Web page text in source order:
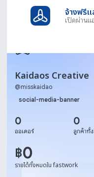
จ้างฟรี
เปิดผ่าน
Kaidaos Creative
@misskaidao
social-media-banner
0
ออเดอร์
0
ลูกค้าทั้
฿0
รายได้ทั้งหมดใน fastwork